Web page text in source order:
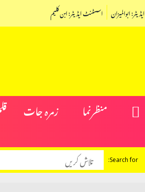
اسسٹنٹ ایڈیٹر: ابن کلیم ایڈیٹر: ابوالمیزان
منظرنما زمرہ جات
Search for: